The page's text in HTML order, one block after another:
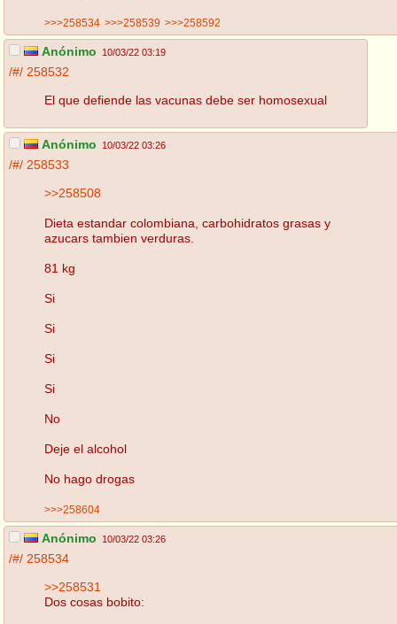
>>>258534 >>>258539 >>>258592
Anónimo 10/03/22 03:19
/#/ 258532
El que defiende las vacunas debe ser homosexual
Anónimo 10/03/22 03:26
/#/ 258533
>>258508
Dieta estandar colombiana, carbohidratos grasas y
azucars tambien verduras.
81 kg
Si
Si
Si
Si
No
Deje el alcohol
No hago drogas
>>>258604
Anónimo 10/03/22 03:26
/#/ 258534
>>258531
Dos cosas bobito: